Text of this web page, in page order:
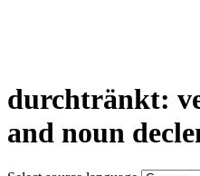
durchtränkt:
and noun